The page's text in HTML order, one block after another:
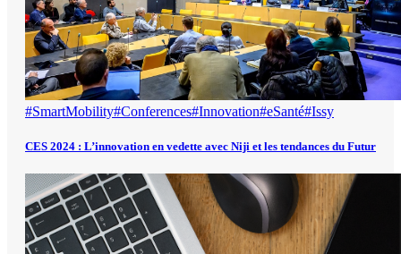
#SmartMobility#Conferences#Innovation#eSanté#Issy
CES 2024 : L’innovation en vedette avec Niji et les tendances du Futur